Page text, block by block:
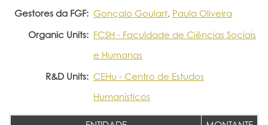
Gestores da FGF: Gonçalo Goulart, Paula Oliveira
Organic Units: FCSH - Faculdade de Ciências Sociais
e Humanas
R&D Units: CEHu - Centro de Estudos
Humanísticos